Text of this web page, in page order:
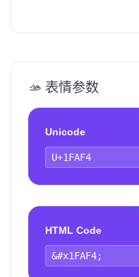
🫴 表情参数
Unicode
HTML Code